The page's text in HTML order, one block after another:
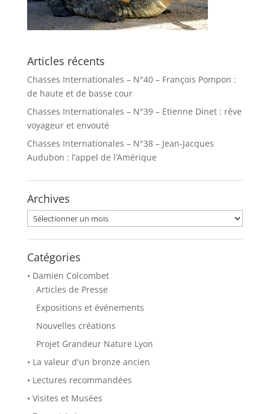
Articles récents
Chasses Internationales – N°40 – François Pompon :
de haute et de basse cour
Chasses Internationales – N°39 – Etienne Dinet : rêve
voyageur et envouté
Chasses Internationales – N°38 – Jean-Jacques
Audubon : l’appel de l’Amérique
Archives
Archives
Catégories
• Damien Colcombet
Articles de Presse
Expositions et événements
Nouvelles créations
Projet Grandeur Nature Lyon
• La valeur d'un bronze ancien
• Lectures recommandées
• Visites et Musées